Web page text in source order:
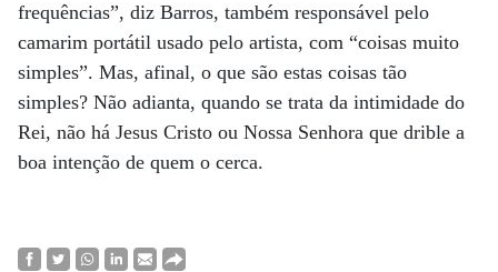
frequências”, diz Barros, também responsável pelo
camarim portátil usado pelo artista, com “coisas muito
simples”. Mas, afinal, o que são estas coisas tão
simples? Não adianta, quando se trata da intimidade do
Rei, não há Jesus Cristo ou Nossa Senhora que drible a
boa intenção de quem o cerca.